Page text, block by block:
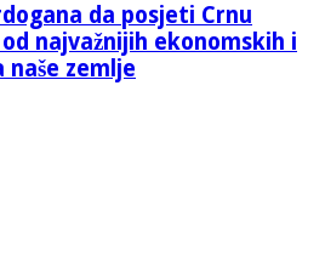
da posjeti Crnu
najvažnijih ekonomskih i
zemlje